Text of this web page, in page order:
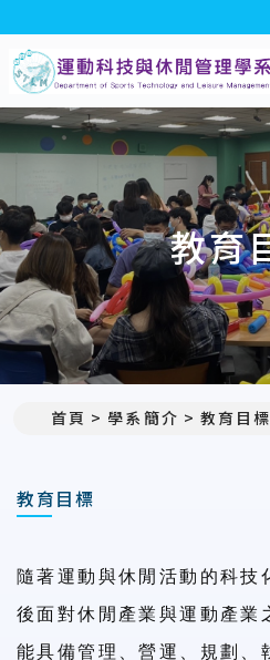
教育
首頁 學系簡介 教育目標
教育目標
隨著運動與休閒活動的科技
後面對休閒產業與運動產業
能具備管理、營運、規劃、